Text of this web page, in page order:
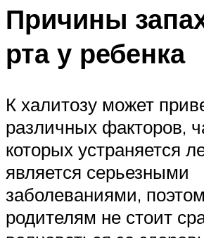
Причины
рта у ребенка
К халитозу может
различных факторов,
которых устраняется
является серьезными
заболеваниями,
родителям не стоит